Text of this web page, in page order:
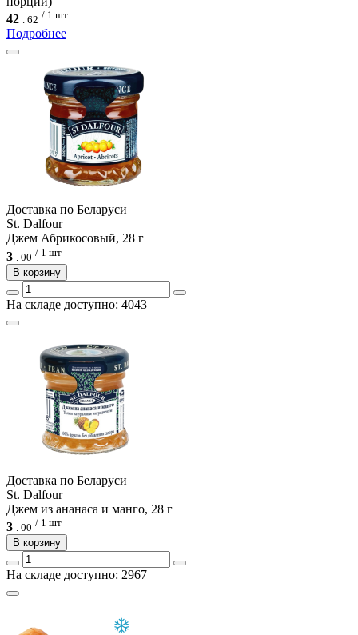
42 . 62 / 1 шт
Подробнее
Доcтавка по Беларуси
St. Dalfour
Джем Абрикосовый, 28 г
3
00 / 1 шт
В корзину
На складе доступно: 4043
Доcтавка по Беларуси
St. Dalfour
Джем из ананаса и манго, 28 г
3 . 00 / 1 шт
В корзину
На складе доступно: 2967